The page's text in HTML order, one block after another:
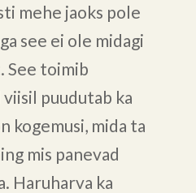
mehe jaoks pole
see ei ole midagi
See toimib
viisil puudutab ka
kogemusi, mida ta
mis panevad
Haruharva ka